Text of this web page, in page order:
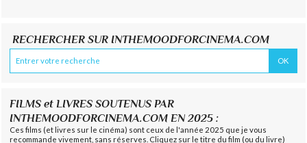
RECHERCHER SUR INTHEMOODFORCINEMA.COM
FILMS et LIVRES SOUTENUS PAR
INTHEMOODFORCINEMA.COM EN 2025 :
Ces films (et livres sur le cinéma) sont ceux de l'année 2025 que je vous
recommande vivement, sans réserves. Cliquez sur le titre du film (ou du livre)